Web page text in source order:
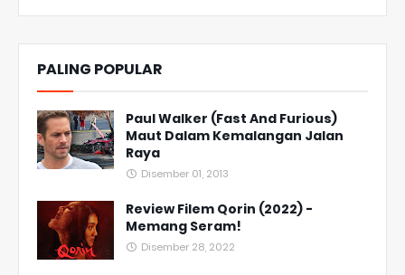
PALING POPULAR
Paul Walker (Fast And Furious)
Maut Dalam Kemalangan Jalan
Raya
Disember 01, 2013
Review Filem Qorin (2022) -
Memang Seram!
Disember 28, 2022